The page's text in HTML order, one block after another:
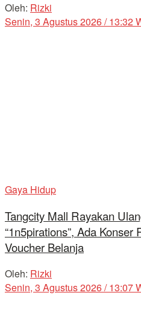
Oleh: Rizki
Senin, 3 Agustus 2026 / 13:32
Gaya Hidup
Tangcity Mall Rayakan
“1n5pirations”, Ada Konser
Voucher Belanja
Oleh: Rizki
Senin, 3 Agustus 2026 / 13:07